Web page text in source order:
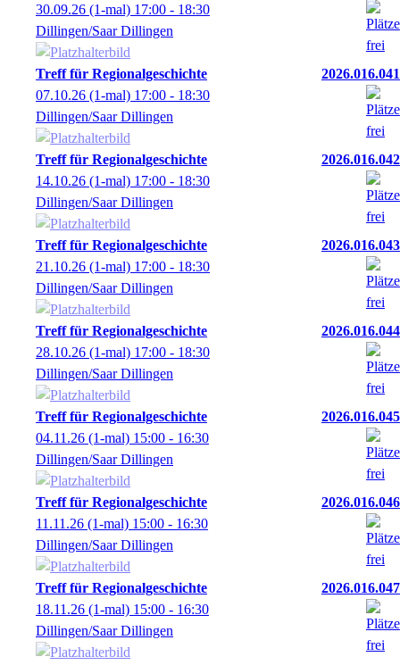
30.09.26 (1-mal) 17:00 - 18:30
Dillingen/Saar Dillingen
Treff für Regionalgeschichte
2026.016.041
07.10.26 (1-mal) 17:00 - 18:30
Dillingen/Saar Dillingen
Treff für Regionalgeschichte
2026.016.042
14.10.26 (1-mal) 17:00 - 18:30
Dillingen/Saar Dillingen
Treff für Regionalgeschichte
2026.016.043
21.10.26 (1-mal) 17:00 - 18:30
Dillingen/Saar Dillingen
Treff für Regionalgeschichte
2026.016.044
28.10.26 (1-mal) 17:00 - 18:30
Dillingen/Saar Dillingen
Treff für Regionalgeschichte
2026.016.045
04.11.26 (1-mal) 15:00 - 16:30
Dillingen/Saar Dillingen
Treff für Regionalgeschichte
2026.016.046
11.11.26 (1-mal) 15:00 - 16:30
Dillingen/Saar Dillingen
Treff für Regionalgeschichte
2026.016.047
18.11.26 (1-mal) 15:00 - 16:30
Dillingen/Saar Dillingen